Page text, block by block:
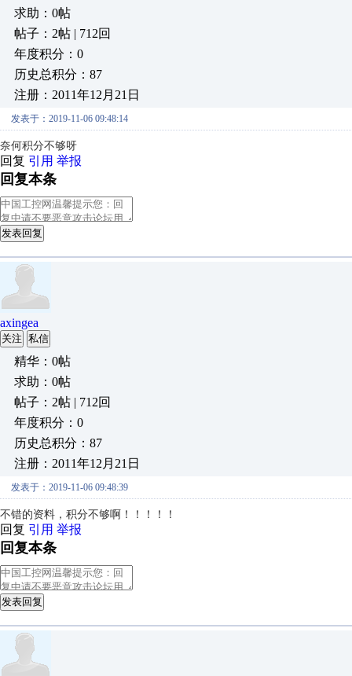
求助：0帖
帖子：2帖 | 712回
年度积分：0
历史总积分：87
注册：2011年12月21日
发表于：2019-11-06 09:48:14
奈何积分不够呀
回复 引用 举报
回复本条
发表回复
axingea
关注 私信
精华：0帖
求助：0帖
帖子：2帖 | 712回
年度积分：0
历史总积分：87
注册：2011年12月21日
发表于：2019-11-06 09:48:39
不错的资料，积分不够啊！！！！！
回复 引用 举报
回复本条
发表回复